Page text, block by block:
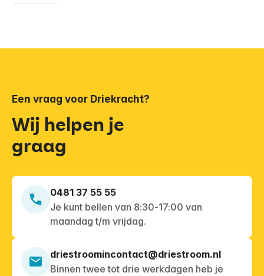
Een vraag voor Driekracht?
Wij helpen je
graag
0481 37 55 55
Je kunt bellen van 8:30-17:00 van
maandag t/m vrijdag.
driestroomincontact@driestroom.nl
Binnen twee tot drie werkdagen heb je